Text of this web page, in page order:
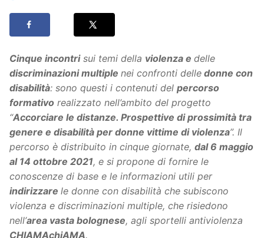
Cinque incontrisui temi della violenza e delle
discriminazioni multiple nei confronti delle donne con
disabilità: sono questi i contenuti del percorso
formativo realizzato nell’ambito del progetto
“Accorciare le distanze. Prospettive di prossimità tra
genere e disabilità per donne vittime di violenza”. Il
percorso è distribuito in cinque giornate, dal 6 maggio
al 14 ottobre 2021, e si propone di fornire le
conoscenze di base e le informazioni utili per
indirizzare le donne con disabilità che subiscono
violenza e discriminazioni multiple, che risiedono
nell’area vasta bolognese, agli sportelli antiviolenza
CHIAMAchiAMA.